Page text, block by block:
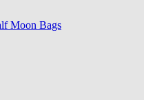
Moon Bags